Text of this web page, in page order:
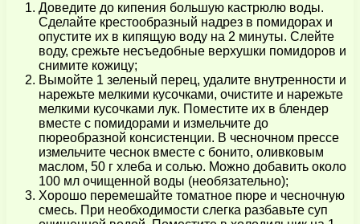
Доведите до кипения большую кастрюлю воды.
Сделайте крестообразный надрез в помидорах и
опустите их в кипящую воду на 2 минуты. Слейте
воду, срежьте несъедобные верхушки помидоров и
снимите кожицу;
Вымойте 1 зеленый перец, удалите внутренности и
нарежьте мелкими кусочками, очистите и нарежьте
мелкими кусочками лук. Поместите их в блендер
вместе с помидорами и измельчите до
пюреобразной консистенции. В чесночном прессе
измельчите чеснок вместе с бонито, оливковым
маслом, 50 г хлеба и солью. Можно добавить около
100 мл очищенной воды (необязательно);
Хорошо перемешайте томатное пюре и чесночную
смесь. При необходимости слегка разбавьте суп